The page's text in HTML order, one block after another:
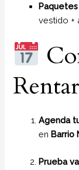
vestido +
Agenda
enBarrio
Prueba